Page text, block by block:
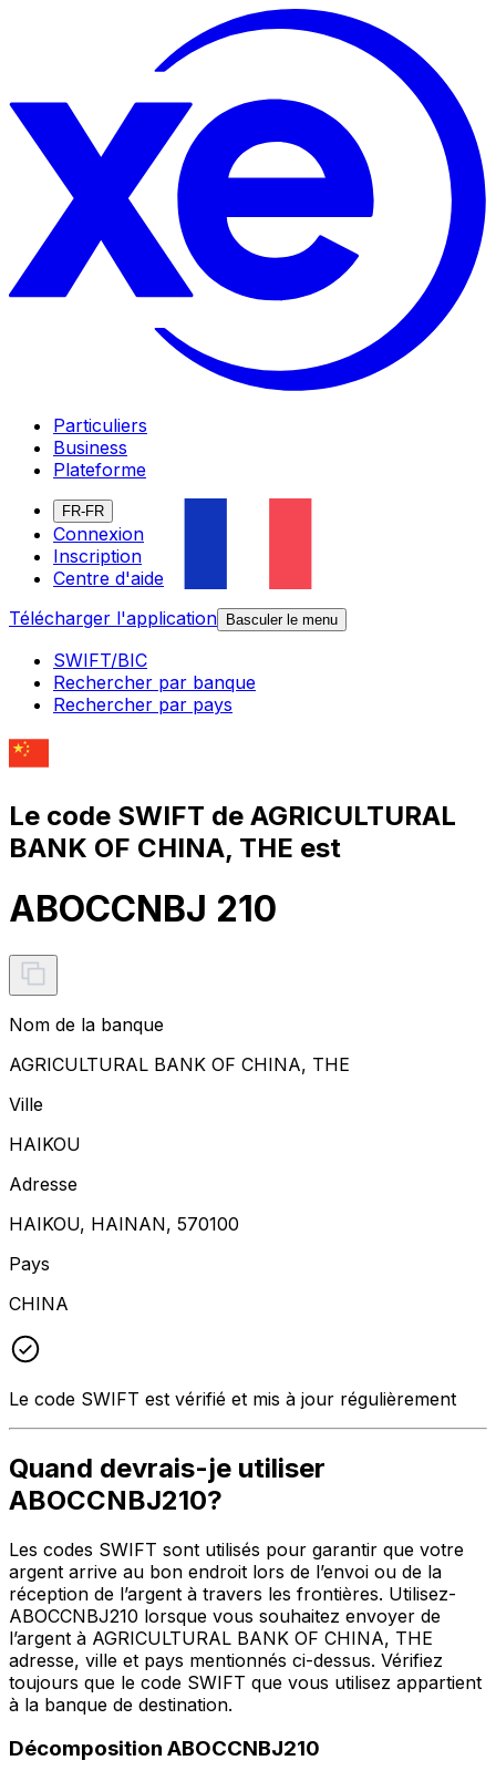
Particuliers
Business
Plateforme
FR-FR
Connexion
Inscription
Centre d'aide
Télécharger l'application
Basculer le menu
SWIFT/BIC
Rechercher par banque
Rechercher par pays
Le code SWIFT de AGRICULTURAL
BANK OF CHINA, THE est
ABOCCNBJ 210
Nom de la banque
AGRICULTURAL BANK OF CHINA, THE
Ville
HAIKOU
Adresse
HAIKOU, HAINAN, 570100
Pays
CHINA
Le code SWIFT est vérifié et mis à jour régulièrement
Quand devrais-je utiliser
ABOCCNBJ210?
Les codes SWIFT sont utilisés pour garantir que votre
argent arrive au bon endroit lors de l’envoi ou de la
réception de l’argent à travers les frontières. Utilisez-
ABOCCNBJ210 lorsque vous souhaitez envoyer de
l’argent à AGRICULTURAL BANK OF CHINA, THE
adresse, ville et pays mentionnés ci-dessus. Vérifiez
toujours que le code SWIFT que vous utilisez appartient
à la banque de destination.
Décomposition ABOCCNBJ210